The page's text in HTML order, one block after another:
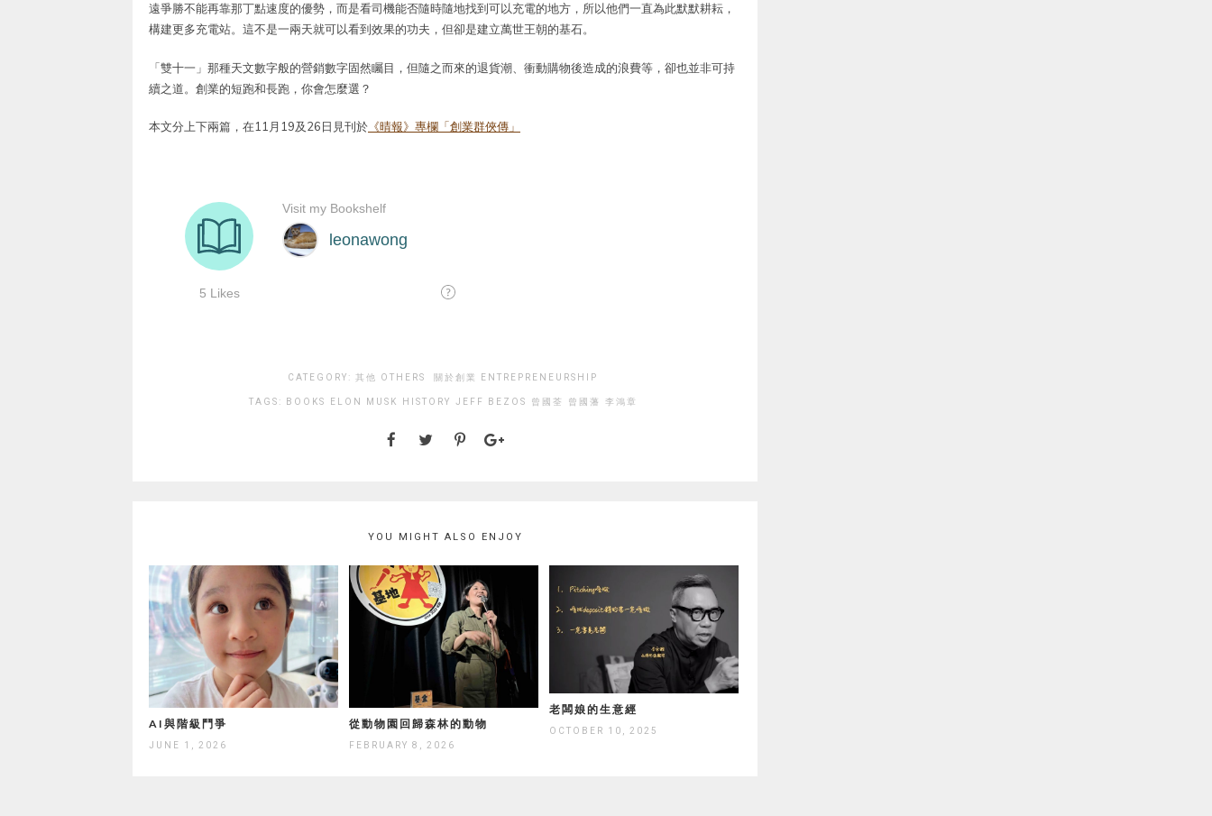
遠爭勝不能再靠那丁點速度的優勢，而是看司機能否隨時隨地找到可以充電的地方，所以他們一直為此默默耕耘，
構建更多充電站。這不是一兩天就可以看到效果的功夫，但卻是建立萬世王朝的基石。
「雙十一」那種天文數字般的營銷數字固然矚目，但隨之而來的退貨潮、衝動購物後造成的浪費等，卻也並非可持
續之道。創業的短跑和長跑，你會怎麼選？
本文分上下兩篇，在11月19及26日見刊於 《晴報》專欄「創業群俠傳」
CATEGORY: 其他 OTHERS 關於創業 ENTREPRENEURSHIP
TAGS: BOOKS ELON MUSK HISTORY JEFF BEZOS 曾國荃 曾國藩 李鴻章
YOU MIGHT ALSO ENJOY
AI與階級鬥爭
JUNE 1, 2026
從動物園回歸森林的動物
FEBRUARY 8, 2026
老闆娘的生意經
OCTOBER 10, 2025